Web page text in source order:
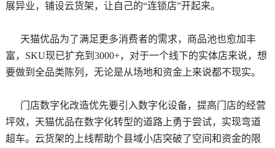
展异业，铺设云货架，让自己的“连锁店”开起来。
天猫优品为了满足更多消费者的需求，商品池也愈加丰
富，SKU现已扩充到3000+，对于一个线下的实体店来说，想
要做到全品类陈列，无论是从场地和资金上来说都不现实。
门店数字化改造优先要引入数字化设备，提高门店的经营
坪效，天猫优品在数字化转型的道路上勇于尝试，实现弯道
超车。云货架的上线帮助个县域小店突破了空间和资金的限